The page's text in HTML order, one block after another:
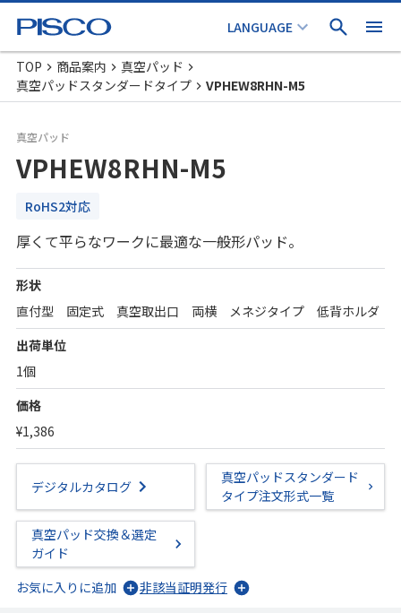
TOP 商品案内
真空パッド
真空パッドスタンダードタイプ
VPHEW8RHN-M5
真空パッド
VPHEW8RHN-M5
RoHS2対応
厚くて平らなワークに最適な一般形パッド。
形状
直付型 固定式 真空取出口 両横 メネジタイプ 低背ホルダ
出荷単位
1個
価格
¥1,386
デジタルカタログ
真空パッドスタンダード
タイプ注文形式一覧
真空パッド交換＆選定
ガイド
お気に入りに追加
非該当証明発行